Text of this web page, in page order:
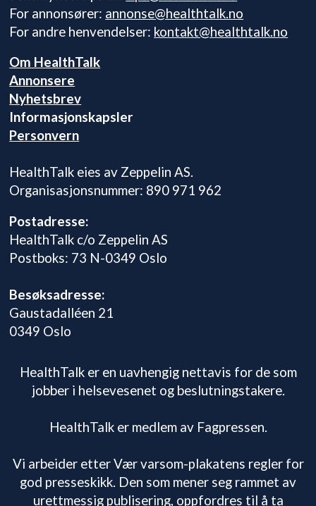
For annonsører: annonse@healthtalk.no
For andre henvendelser: kontakt@healthtalk.no
Om HealthTalk
Annonsere
Nyhetsbrev
Informasjonskapsler
Personvern
HealthTalk eies av Zeppelin AS.
Organisasjonsnummer: 890 971 962
Postadresse:
HealthTalk c/o Zeppelin AS
Postboks: 73 N-0349 Oslo
Besøksadresse:
Gaustadalléen 21
0349 Oslo
HealthTalk er en uavhengig nettavis for de som
jobber i helsevesenet og beslutningstakere.
HealthTalk er medlem av Fagpressen.
Vi arbeider etter Vær varsom-plakatens regler for
god presseskikk. Den som mener seg rammet av
urettmessig publisering, oppfordres til å ta